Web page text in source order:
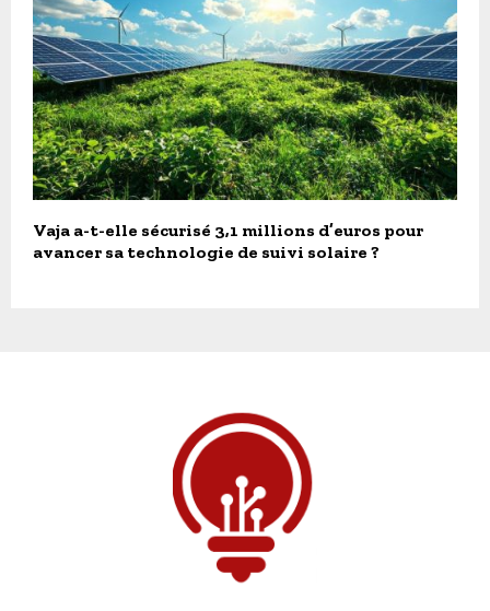
Vaja a-t-elle sécurisé 3,1 millions d’euros pour
avancer sa technologie de suivi solaire ?